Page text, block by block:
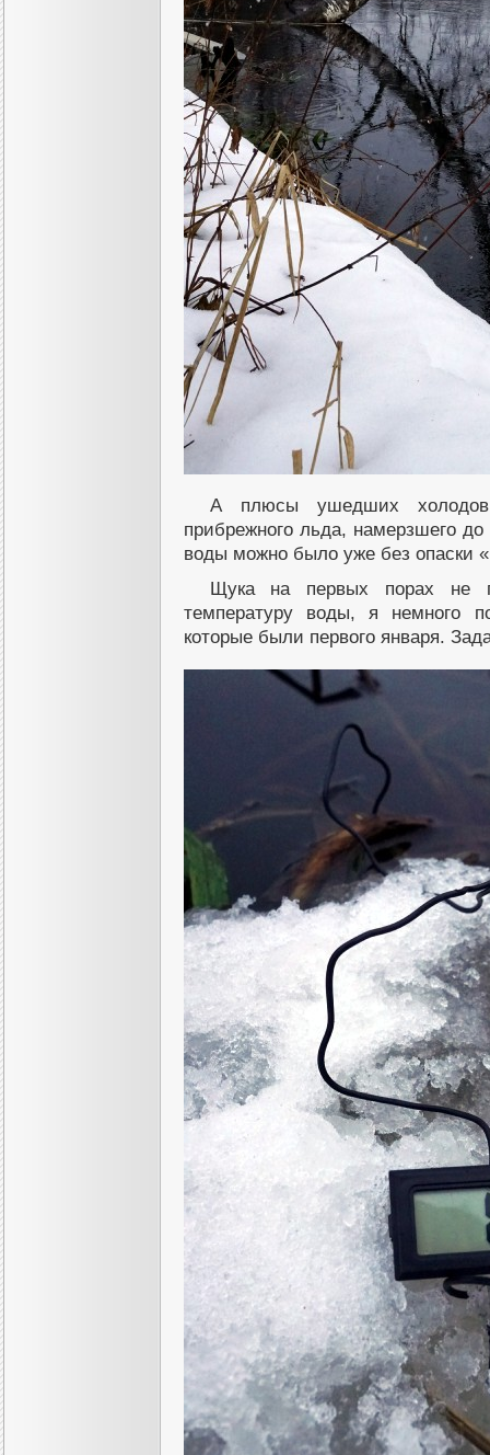
А плюсы ушедших холодов
прибрежного льда, намерзшего до
воды можно было уже без опаски
Щука на первых порах не
температуру воды, я немного
которые были первого января.